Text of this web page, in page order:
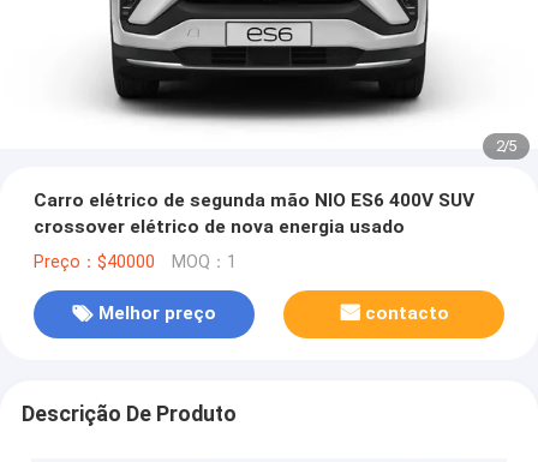
2/5
Carro elétrico de segunda mão NIO ES6 400V SUV
crossover elétrico de nova energia usado
Preço：$40000 MOQ：1
Melhor preço contacto
Descrição De Produto